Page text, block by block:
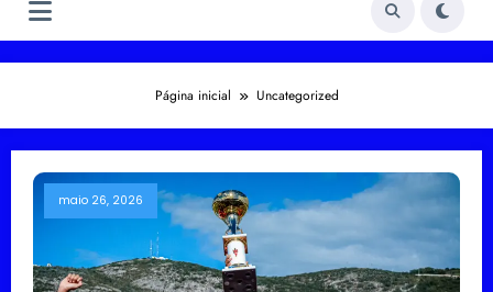
Página inicial Uncategorized
maio 26, 2026